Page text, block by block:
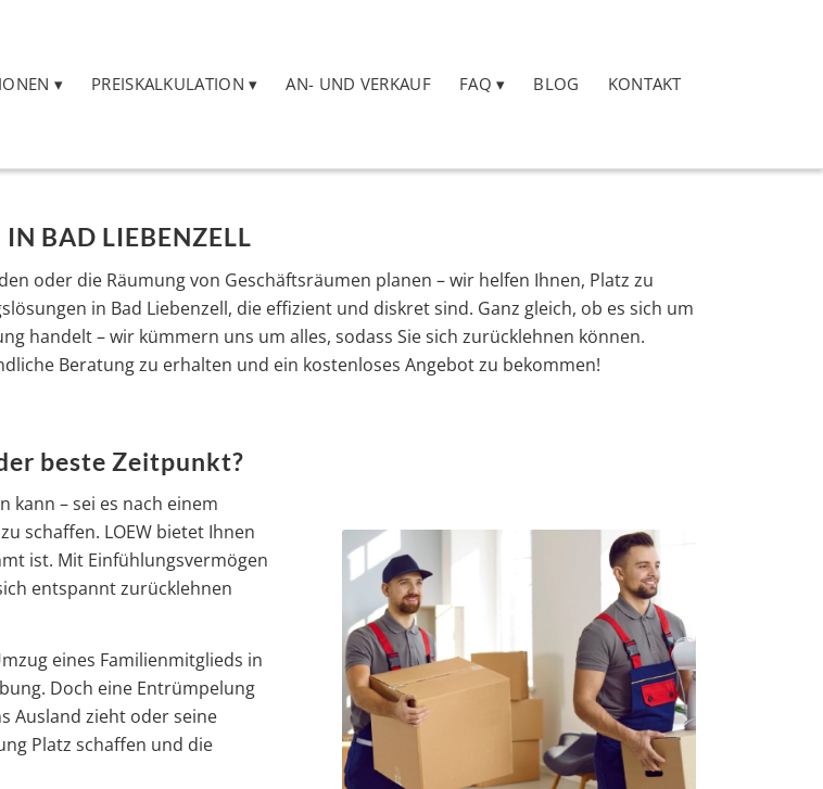
PREISKALKULATION AN- UND VERKAUF FAQ BLOG KONTAKT
IN BAD LIEBENZELL
oder die Räumung von Geschäftsräumen planen – wir helfen Ihnen, Platz zu
in Bad Liebenzell, die effizient und diskret sind. Ganz gleich, ob es sich um
handelt – wir kümmern uns um alles, sodass Sie sich zurücklehnen können.
Beratung zu erhalten und ein kostenloses Angebot zu bekommen!
beste Zeitpunkt?
kann – sei es nach einem
schaffen. LOEW bietet Ihnen
ist. Mit Einfühlungsvermögen
entspannt zurücklehnen
eines Familienmitglieds in
Doch eine Entrümpelung
Ausland zieht oder seine
Platz schaffen und die